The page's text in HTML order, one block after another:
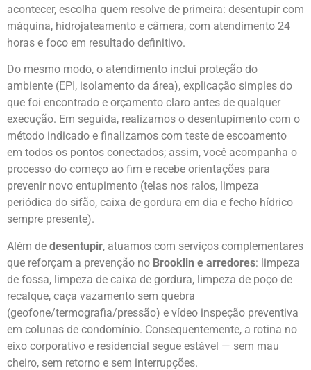
acontecer, escolha quem resolve de primeira: desentupir com
máquina, hidrojateamento e câmera, com atendimento 24
horas e foco em resultado definitivo.
Do mesmo modo, o atendimento inclui proteção do
ambiente (EPI, isolamento da área), explicação simples do
que foi encontrado e orçamento claro antes de qualquer
execução. Em seguida, realizamos o desentupimento com o
método indicado e finalizamos com teste de escoamento
em todos os pontos conectados; assim, você acompanha o
processo do começo ao fim e recebe orientações para
prevenir novo entupimento (telas nos ralos, limpeza
periódica do sifão, caixa de gordura em dia e fecho hídrico
sempre presente).
Além de desentupir, atuamos com serviços complementares
que reforçam a prevenção no Brooklin e arredores: limpeza
de fossa, limpeza de caixa de gordura, limpeza de poço de
recalque, caça vazamento sem quebra
(geofone/termografia/pressão) e vídeo inspeção preventiva
em colunas de condomínio. Consequentemente, a rotina no
eixo corporativo e residencial segue estável — sem mau
cheiro, sem retorno e sem interrupções.